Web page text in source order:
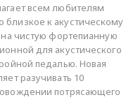
всем любителям
к акустическому
на чистую фортепианную
для акустического
педалью. Новая
разучивать 10
потрясающего